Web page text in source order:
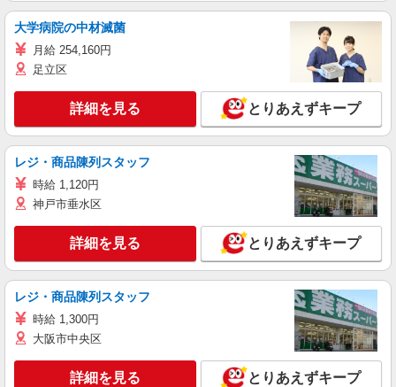
大学病院の中材滅菌
月給 254,160円
足立区
詳細を見る とりあえずキープ
レジ・商品陳列スタッフ
時給 1,120円
神戸市垂水区
詳細を見る とりあえずキープ
レジ・商品陳列スタッフ
時給 1,300円
大阪市中央区
詳細を見る とりあえずキープ